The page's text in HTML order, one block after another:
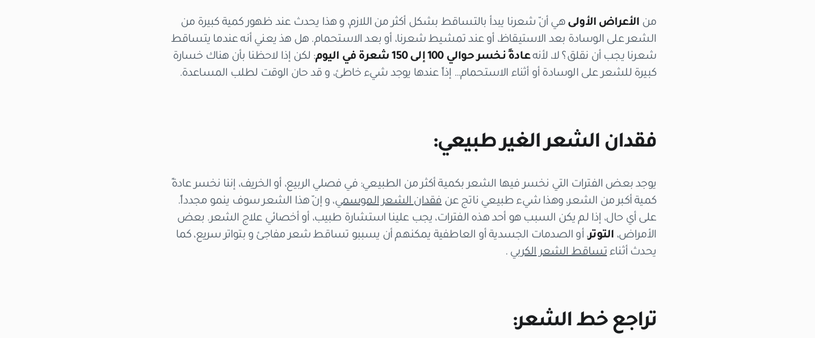
من الأعراض الأولى هي أنّ شعرنا يبدأ بالتساقط بشكل أكثر من اللازم، و هذا يحدث عند ظهور كمية كبيرة من
الشعر على الوسادة بعد الاستيقاظ، أو عند تمشيط شعرنا، أو بعد الاستحمام. هل هذ يعني أنه عندما يتساقط
شعرنا يجب أن نقلق؟ لا، لأنهعادةً نخسر حوالي 100 إلى 150 شعرة في اليوم
: لكن إذا لاحظنا بأن هناك خسارة
كبيرة للشعر على الوسادة أو أثناء الاستحمام… إذاً عندها يوجد شيء خاطئ، و قد حان الوقت لطلب المساعدة.
فقدان الشعر الغير طبيعي:
يوجد بعض الفترات التي نخسر فيها الشعر بكمية أكثر من الطبيعي: في فصلي الربيع، أو الخريف، إننا نخسر عادةً
كمية أكبر من الشعر، وهذا شيء طبيعي ناتج عنفقدان الشعر الموسمي، و إنّ هذا الشعر سوف ينمو مجدداً.
على أي حال، إذا لم يكن السبب هو أحد هذه الفترات، يجب علينا استشارة طبيب، أو أخصائي علاج الشعر. بعض
الأمراض، التوتر، أو الصدمات الجسدية أو العاطفية يمكنهم أن يسببو تساقط شعر مفاجئ و بتواتر سريع، كما
يحدث أثناءتساقط الشعر الكربي .
تراجع خط الشعر: